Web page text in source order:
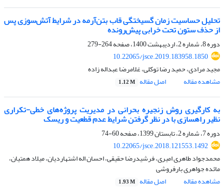
تحلیل حساسیت زمان گسیختگی قاب بتن‌آرمه در شرایط آتش‌سوزی پس
از حذف ستون تحت خرابی پیش‌رونده
دوره 8، شماره 2، اردیبهشت 1400، صفحه
264-279
10.22065/jsce.2019.183958.1850
مجید مرادی، حمید رضا توکلی، غلامرضا عبداله زاده
مشاهده مقاله
اصل مقاله 1.12 M
به کارگیری روش زنجیره بحرانی در مدیریت پروژه‌های خطی-تکراری
نظیر راهسازی با در نظر گرفتن شرایط عدم قطعیت و ریسک
دوره 7، شماره 2، تابستان 1399، صفحه
60-74
10.22065/jsce.2018.121553.1492
محمدجواد طاهری امیری، فرشیدرضا حقیقی، احسان اله اشتهاردیان، میلاد همتیان،
مائده جواهری بارفروشی
مشاهده مقاله
اصل مقاله 1.93 M